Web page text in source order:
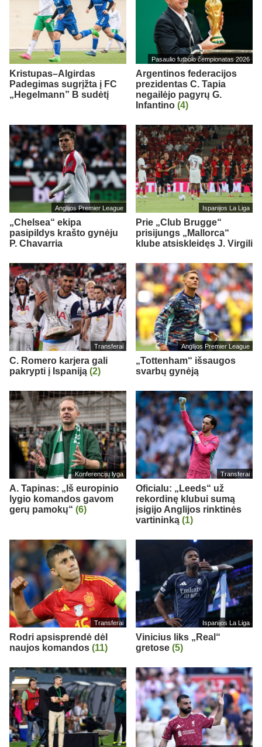
Kristupas–Algirdas
Padegimas sugrįžta į FC
„Hegelmann” B sudėtį
Pasaulio futbolo čempionatas 2026
Argentinos federacijos
prezidentas C. Tapia
negailėjo pagyrų G.
Infantino (4)
Anglijos Premier League
„Chelsea“ ekipa
pasipildys krašto gynėju
P. Chavarria
Ispanijos La Liga
Prie „Club Brugge“
prisijungs „Mallorca“
klube atsiskleidęs J. Virgili
Transferai
C. Romero karjera gali
pakrypti į Ispaniją (2)
Anglijos Premier League
„Tottenham“ išsaugos
svarbų gynėją
Konferencijų lyga
A. Tapinas: „Iš europinio
lygio komandos gavom
gerų pamokų“ (6)
Transferai
Oficialu: „Leeds“ už
rekordinę klubui sumą
įsigijo Anglijos rinktinės
vartininką (1)
Transferai
Rodri apsisprendė dėl
naujos komandos (11)
Ispanijos La Liga
Vinicius liks „Real“
gretose (5)